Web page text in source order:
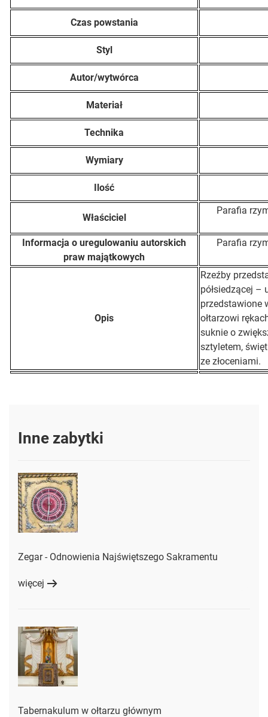
Czas powstania
Styl
Autor/wytwórca
Materiał
Technika
Wymiary
Ilość
Właściciel
Parafia
Informacja o uregulowaniu autorskich
praw majątkowych
Parafia
Opis
Rzeźby
półsiedzącej –
przedstawione
ołtarzowi
suknie o
sztyletem,
ze złoceniami.
Inne zabytki
Zegar - Odnowienia Najświętszego Sakramentu
więcej
Tabernakulum w ołtarzu głównym